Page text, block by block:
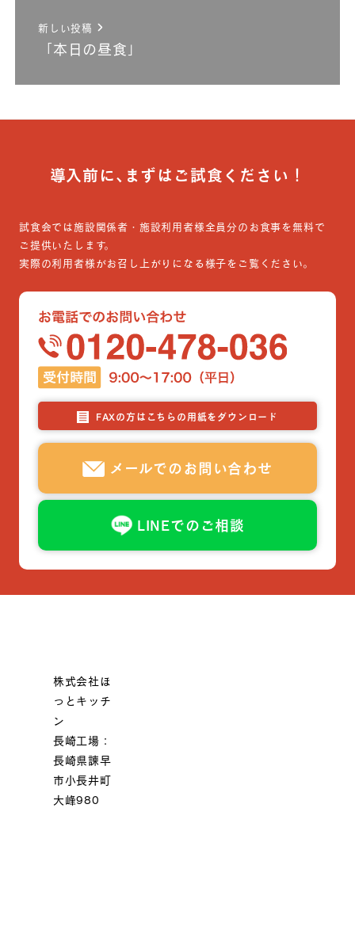
新しい投稿
「本日の昼食」
導入前に､まずはご試食ください！
試食会では施設関係者・施設利用者様全員分のお食事を無料で
ご提供いたします。
実際の利用者様がお召し上がりになる様子をご覧ください。
FAXの方はこちらの用紙をダウンロード
メールでのお問い合わせ
LINEでのご相談
株式会社ほ
っとキッチ
ン
長崎工場：
長崎県諫早
市小長井町
大峰980